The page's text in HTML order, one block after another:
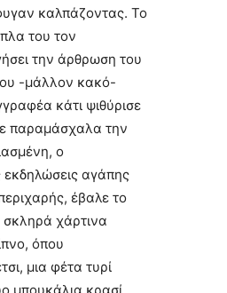
καλπάζοντας. Το
του τον
την άρθρωση του
-μάλλον κακό-
κάτι ψιθύρισε
παραμάσχαλα την
ο
εκδηλώσεις αγάπης
έβαλε το
σκληρά χάρτινα
όπου
μια φέτα τυρί